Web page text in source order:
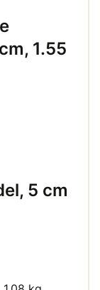
1.55
5 cm